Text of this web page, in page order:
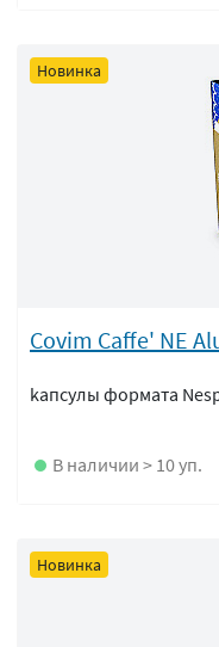
Новинка
Covim Caffe' NE
kапсулы формата
В наличии > 10 уп.
Новинка